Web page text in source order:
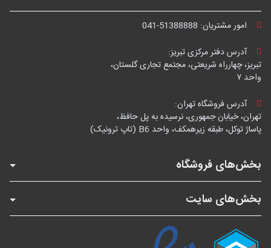
امور مشتریان: 041-51388888
آدرس دفتر مرکزی تبریز:
تبریز، چهارراه شریعتی، مجتمع تجاری گلستان،
واحد ۷
آدرس فروشگاه تهران:
تهران، خیابان جمهوری، نرسیده به پل حافظ،
پاساژ توکل، طبقه زیرهمکف، واحد B6 (تاپ ترونیک)
بخش‌های فروشگاه
بخش‌های سایت